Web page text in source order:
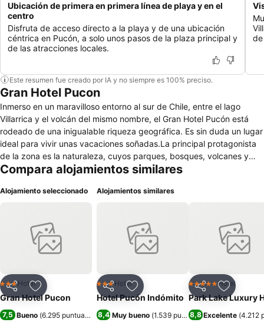
Ubicación de primera en primera línea de playa y en el
centro
Disfruta de acceso directo a la playa y de una ubicación
céntrica en Pucón, a solo unos pasos de la plaza principal y
de las atracciones locales.
Este resumen fue creado por IA y no siempre es 100% preciso.
Gran Hotel Pucon
Inmerso en un maravilloso entorno al sur de Chile, entre el lago
Villarrica y el volcán del mismo nombre, el Gran Hotel Pucón está
rodeado de una inigualable riqueza geográfica. Es sin duda un lugar
ideal para vivir unas vacaciones soñadas.La principal protagonista
de la zona es la naturaleza, cuyos parques, bosques, volcanes y
cielos ofrecen una belleza infinita que hará presenciar al turista un
hospedarse en el Condominio del Hotel, cuyos departamentos
volcán, rafting y aguas termales durante todo el año. En temporada
de invierno se destaca el centro de Ski para todos los niveles de
esquiadores a una altura de aprox. 2.200 mts. sobre el nivel del mar.
Compara alojamientos similares
Alojamiento seleccionado
CompartirAgregar a favoritos
3 Estrellas
Hotel
Gran Hotel Pucon
7,5 Bueno (6.295 puntuaciones)
Alojamientos similares
CompartirAgregar a favoritos
3 Estrellas
Hotel
Hotel Pucón Indómito
8,4 Muy bueno (1.539 puntuaciones)
CompartirAgregar
5 EstrellasHotel
Park Lake Luxury
8,8 Excelente (4.212